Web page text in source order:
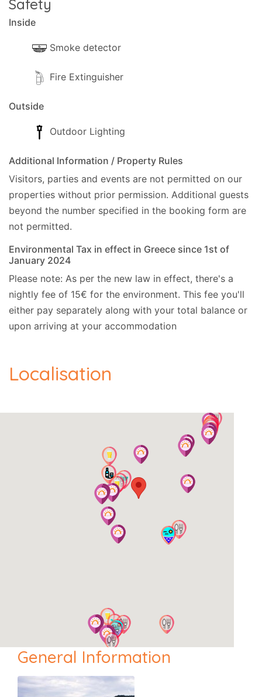
Safety
Inside
Smoke detector
Fire Extinguisher
Outside
Outdoor Lighting
Additional Information / Property Rules
Visitors, parties and events are not permitted on our
properties without prior permission. Additional guests
beyond the number specified in the booking form are
not permitted.
Environmental Tax in effect in Greece since 1st of
January 2024
Please note: As per the new law in effect, there's a
nightly fee of 15€ for the environment. This fee you'll
either pay separately along with your total balance or
upon arriving at your accommodation
Localisation
General Information